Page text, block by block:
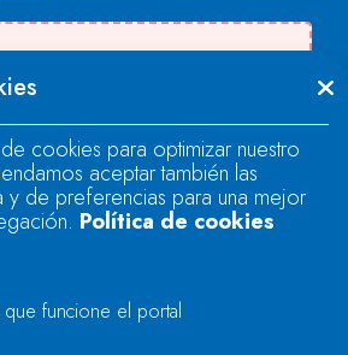
error al cargar el campo
error al cargar el campo
cookies para optimizar nuestro
aceptar también las
y de preferencias para una mejor
Política de cookies
funcione el portal